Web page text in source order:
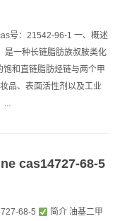
号：21542-96-1 一、概述
是一种长链脂肪族叔胺类化
饱和直链脂肪烃链与两个甲
品、表面活性剂以及工业
...
cas14727-68-5
68-5
简介 油基二甲